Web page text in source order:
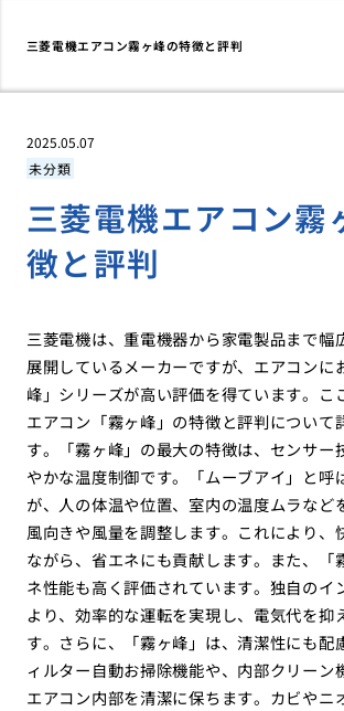
三菱電機エアコン霧ヶ峰の特徴と評判
2025.05.07
未分類
三菱電機エアコン霧
徴と評判
三菱電機は、重電機器から家電製品まで幅
展開しているメーカーですが、エアコンに
峰」シリーズが高い評価を得ています。こ
エアコン「霧ヶ峰」の特徴と評判について
す。「霧ヶ峰」の最大の特徴は、センサー
やかな温度制御です。「ムーブアイ」と呼
が、人の体温や位置、室内の温度ムラなど
風向きや風量を調整します。これにより、
ながら、省エネにも貢献します。また、「
ネ性能も高く評価されています。独自のイ
より、効率的な運転を実現し、電気代を抑
す。さらに、「霧ヶ峰」は、清潔性にも配
ィルター自動お掃除機能や、内部クリーン
エアコン内部を清潔に保ちます。カビやニ